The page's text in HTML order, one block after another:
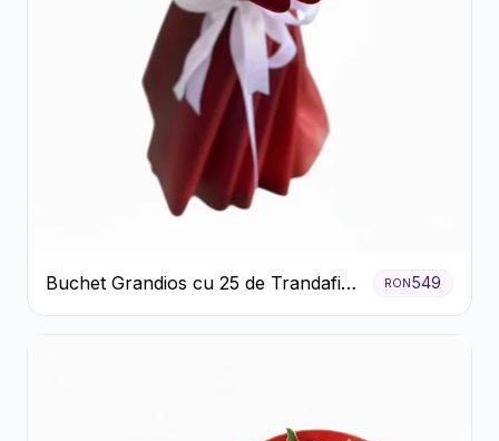
Buchet Grandios cu 25 de Trandafiri
Roșii
RON549